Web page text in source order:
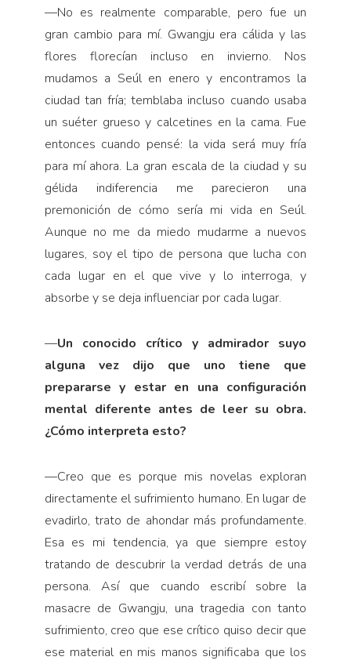
—No es realmente comparable, pero fue un
gran cambio para mí. Gwangju era cálida y las
flores florecían incluso en invierno. Nos
mudamos a Seúl en enero y encontramos la
ciudad tan fría; temblaba incluso cuando usaba
un suéter grueso y calcetines en la cama. Fue
entonces cuando pensé: la vida será muy fría
para mí ahora. La gran escala de la ciudad y su
gélida indiferencia me parecieron una
premonición de cómo sería mi vida en Seúl.
Aunque no me da miedo mudarme a nuevos
lugares, soy el tipo de persona que lucha con
cada lugar en el que vive y lo interroga, y
absorbe y se deja influenciar por cada lugar.
—Un conocido crítico y admirador suyo
alguna vez dijo que uno tiene que
prepararse y estar en una configuración
mental diferente antes de leer su obra.
¿Cómo interpreta esto?
—Creo que es porque mis novelas exploran
directamente el sufrimiento humano. En lugar de
evadirlo, trato de ahondar más profundamente.
Esa es mi tendencia, ya que siempre estoy
tratando de descubrir la verdad detrás de una
persona. Así que cuando escribí sobre la
masacre de Gwangju, una tragedia con tanto
sufrimiento, creo que ese crítico quiso decir que
ese material en mis manos significaba que los